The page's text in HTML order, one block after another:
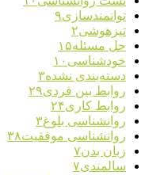
توانمندسازی۹
تیزهوشی۲
حل مسئله۱۵
خودشناسی ۱۰
دسته‌بندی نشده۳
روابط بین فردی۲۹
روابط کاری۲۴
روانشناسی بلوغ۳
روانشناسی موفقیت۳۸
زبان بدن۷
سالمندی۷